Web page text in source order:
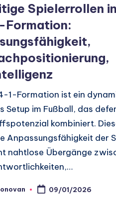
Spielerrollen
1-Formation ist ein
Setup im Fußball, das
kombiniert.
Anpassungsfähigkeit der
nahtlose Übergänge
09/01/2026